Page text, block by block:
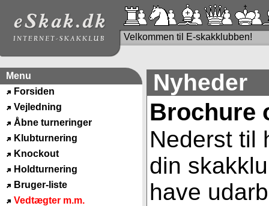
Velkommen til E-skakklubben!
Menu
Forsiden
Vejledning
Åbne turneringer
Klubturnering
Knockout
Holdturnering
Bruger-liste
Vedtægter m.m.
Nyheder
Brochure
Nederst til
din
have